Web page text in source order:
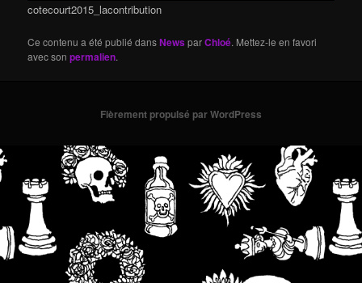
cotecourt2015_lacontribution
Ce contenu a été publié dansNews parChloé. Mettez-le en favori
avec sonpermalien.
Fièrement propulsé par WordPress